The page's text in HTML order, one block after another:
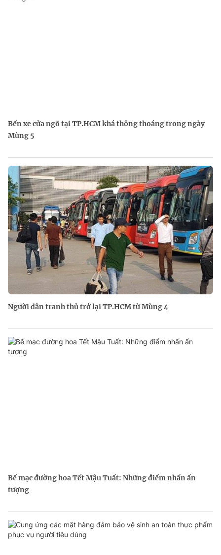
Bến xe cửa ngõ tại TP.HCM khá thông thoáng trong ngày
Mùng 5
Người dân tranh thủ trở lại TP.HCM từ Mùng 4
Bế mạc đường hoa Tết Mậu Tuất: Những điểm nhấn ấn
tượng